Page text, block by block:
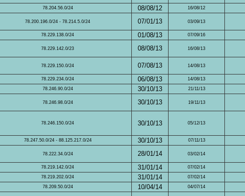
78.204.56.0/24 08/08/12 16/08/12
78.200.196.0/24 - 78.214.5.0/24 07/01/13 03/09/13
78.229.138.0/24 01/08/13 07/09/16
78.229.142.0/23 08/08/13 16/08/13
78.229.150.0/24 07/08/13 14/08/13
78.229.234.0/24 06/08/13 14/08/13
78.246.90.0/24 30/10/13 21/11/13
78.246.98.0/24 30/10/13 19/11/13
78.246.150.0/24 30/10/13 05/12/13
78.247.50.0/24 - 88.125.217.0/24 30/10/13 07/11/13
78.222.34.0/24 28/01/14 03/02/14
78.219.142.0/24 31/01/14 07/02/14
78.219.202.0/24 31/01/14 07/02/14
78.209.50.0/24 10/04/14 04/07/14